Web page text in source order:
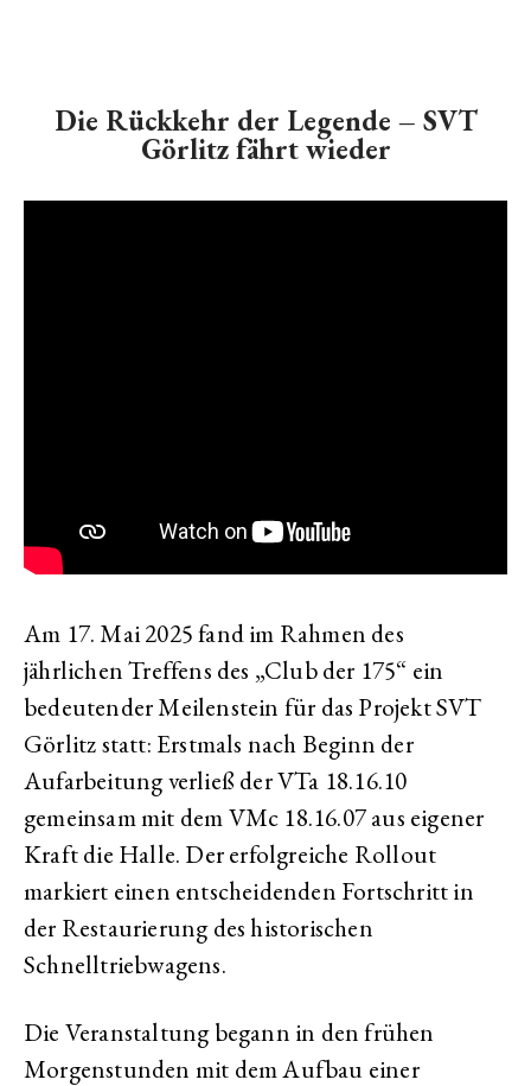
Die Rückkehr der Legende – SVT
Görlitz fährt wieder
Am 17. Mai 2025 fand im Rahmen des
jährlichen Treffens des „Club der 175“ ein
bedeutender Meilenstein für das Projekt SVT
Görlitz statt: Erstmals nach Beginn der
Aufarbeitung verließ der VTa 18.16.10
gemeinsam mit dem VMc 18.16.07 aus eigener
Kraft die Halle. Der erfolgreiche Rollout
markiert einen entscheidenden Fortschritt in
der Restaurierung des historischen
Schnelltriebwagens.
Die Veranstaltung begann in den frühen
Morgenstunden mit dem Aufbau einer